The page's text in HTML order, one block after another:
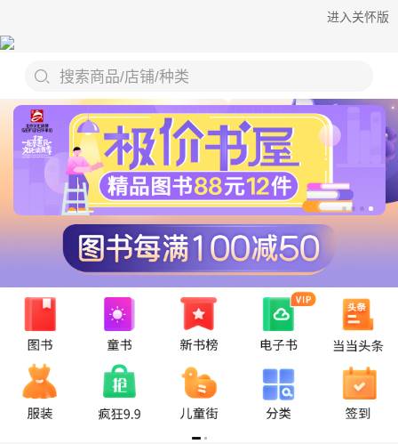
进入关怀版
搜索商品/店铺/种类